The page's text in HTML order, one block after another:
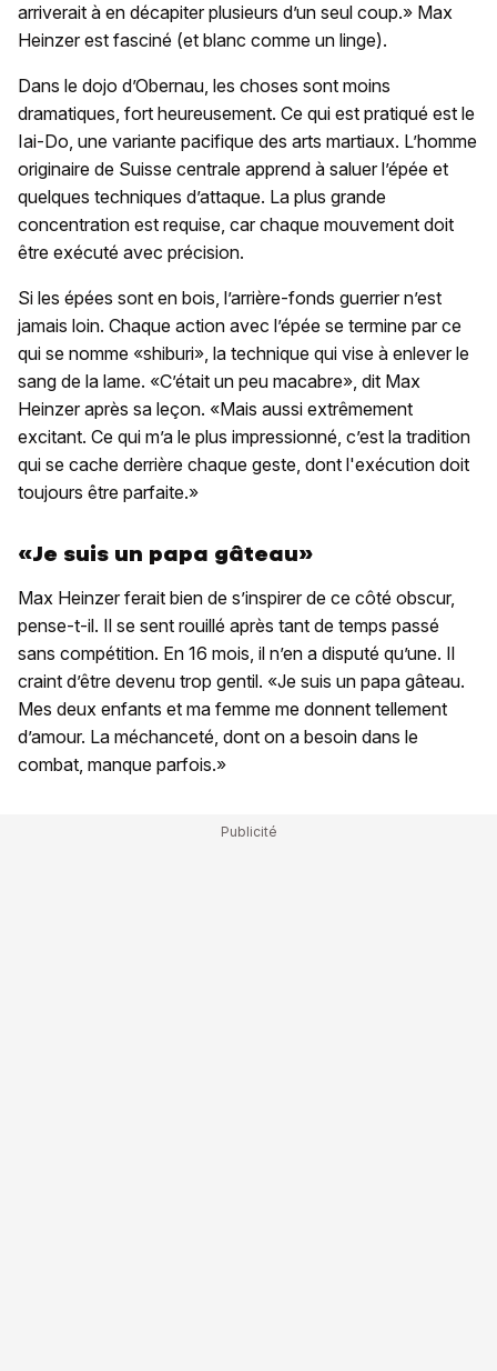
arriverait à en décapiter plusieurs d’un seul coup.» Max
Heinzer est fasciné (et blanc comme un linge).
Dans le dojo d’Obernau, les choses sont moins
dramatiques, fort heureusement. Ce qui est pratiqué est le
Iai-Do, une variante pacifique des arts martiaux. L’homme
originaire de Suisse centrale apprend à saluer l’épée et
quelques techniques d’attaque. La plus grande
concentration est requise, car chaque mouvement doit
être exécuté avec précision.
Si les épées sont en bois, l’arrière-fonds guerrier n’est
jamais loin. Chaque action avec l’épée se termine par ce
qui se nomme «shiburi», la technique qui vise à enlever le
sang de la lame. «C’était un peu macabre», dit Max
Heinzer après sa leçon. «Mais aussi extrêmement
excitant. Ce qui m’a le plus impressionné, c’est la tradition
qui se cache derrière chaque geste, dont l'exécution doit
toujours être parfaite.»
«Je suis un papa gâteau»
Max Heinzer ferait bien de s’inspirer de ce côté obscur,
pense-t-il. Il se sent rouillé après tant de temps passé
sans compétition. En 16 mois, il n’en a disputé qu’une. Il
craint d’être devenu trop gentil. «Je suis un papa gâteau.
Mes deux enfants et ma femme me donnent tellement
d’amour. La méchanceté, dont on a besoin dans le
combat, manque parfois.»